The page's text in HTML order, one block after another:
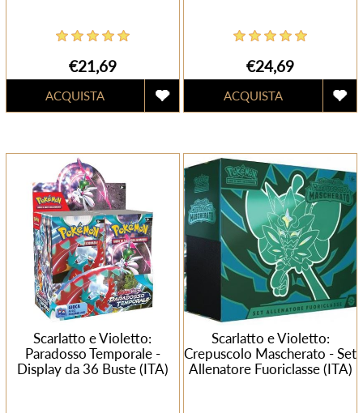
€21,69 €24,69
Scarlatto e Violetto:
Paradosso Temporale -
Display da 36 Buste (ITA)
Scarlatto e Violetto:
Crepuscolo Mascherato - Set
Allenatore Fuoriclasse (ITA)